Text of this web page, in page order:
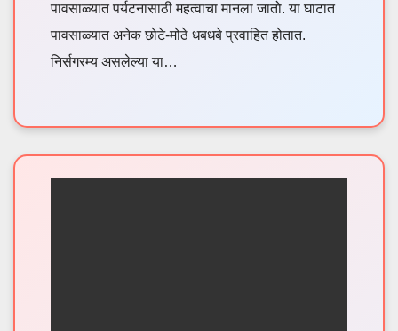
पावसाळ्यात पर्यटनासाठी महत्वाचा मानला जातो. या घाटात
पावसाळ्यात अनेक छोटे-मोठे धबधबे प्रवाहित होतात.
निर्सगरम्य असलेल्या या…